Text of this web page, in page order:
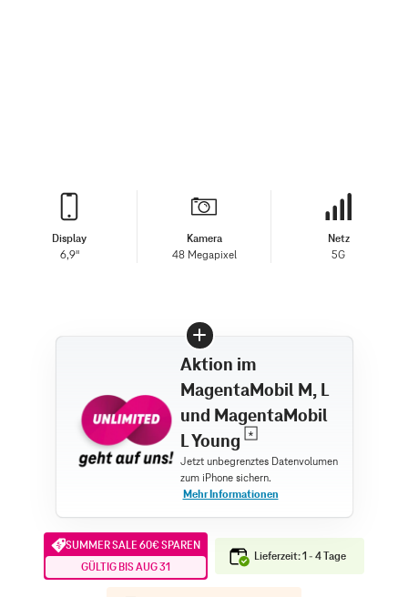
Display
6,9"
Kamera
48 Megapixel
Netz
5G
Aktion im
MagentaMobil M, L
und MagentaMobil
L Young
SUMMER SALE 60€ SPAREN
GÜLTIG BIS AUG 31
Lieferzeit: 1 - 4 Tage